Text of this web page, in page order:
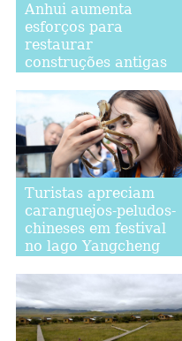
Anhui aumenta
esforços para
restaurar
construções antigas
Turistas apreciam
caranguejos-peludos-
chineses em festival
no lago Yangcheng